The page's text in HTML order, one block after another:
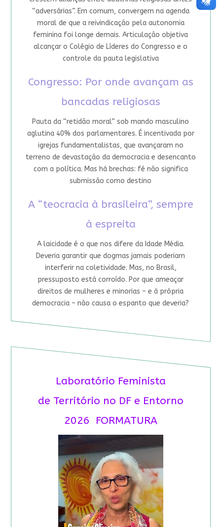
“adversárias”. Em comum, convergem na agenda
moral de que a reivindicação pela autonomia
feminina foi longe demais. Articulação objetiva
alcançar o Colégio de Líderes do Congresso e o
controle da pauta legislativa
Congresso: Por onde avançam as
bancadas religiosas
Pauta da “retidão moral” sob mando masculino
aglutina 40% dos parlamentares. É incentivada por
igrejas fundamentalistas, que avançaram no
terreno de devastação da democracia e desencanto
com a política. Mas há brechas: fé não significa
submissão como destino
A “teocracia à brasileira”, sempre
à espreita
A laicidade é o que nos difere da Idade Média.
Deveria garantir que dogmas jamais poderiam
interferir na coletividade. Mas, no Brasil,
pressuposto está corroído. Por que ameaçar
direitos de mulheres e minorias – e à própria
democracia – não causa o espanto que deveria?
Laboratório Feminista
de Território no DF e Entorno
2026 FORMATURA